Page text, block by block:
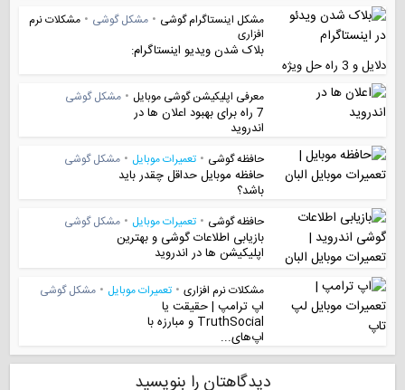
مشکل اینستاگرام گوشی • مشکل گوشی • مشکلات نرم
افزاری
بلاک شدن ویدیو اینستاگرام:
دلایل و 3 راه حل ویژه
معرفی اپلیکیشن گوشی موبایل • مشکل گوشی
7 راه برای بهبود اعلان ها در
اندروید
حافظه گوشی • تعمیرات موبایل • مشکل گوشی
حافظه موبایل حداقل چقدر باید
باشد؟
حافظه گوشی • تعمیرات موبایل • مشکل گوشی
بازیابی اطلاعات گوشی و بهترین
اپلیکیشن ها در اندروید
مشکلات نرم افزاری • تعمیرات موبایل • مشکل گوشی
اپ ترامپ | حقیقت یا
TruthSocial و مبارزه با
اپ‌های...
دیدگاهتان را بنویسید